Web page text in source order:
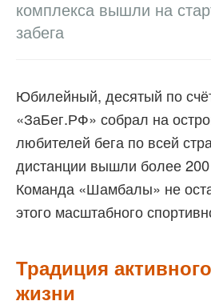
комплекса вышли на
забега
Юбилейный, десятый по
«ЗаБег.РФ» собрал на
любителей бега по всей
дистанции вышли более 200
Команда «Шамбалы» не
этого масштабного
Традиция
жизни